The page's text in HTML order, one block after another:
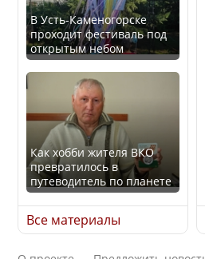
Будут ли представлены
интересы регионов в
Курултае?
Ең төменгі жалақы,
алимент, экология: жеті
партия сайлаушылармен
нені талқылап жатыр?
В Усть-Каменогорске
проходит фестиваль под
открытым небом
Как хобби жителя ВКО
превратилось в
путеводитель по планете
Все материалы